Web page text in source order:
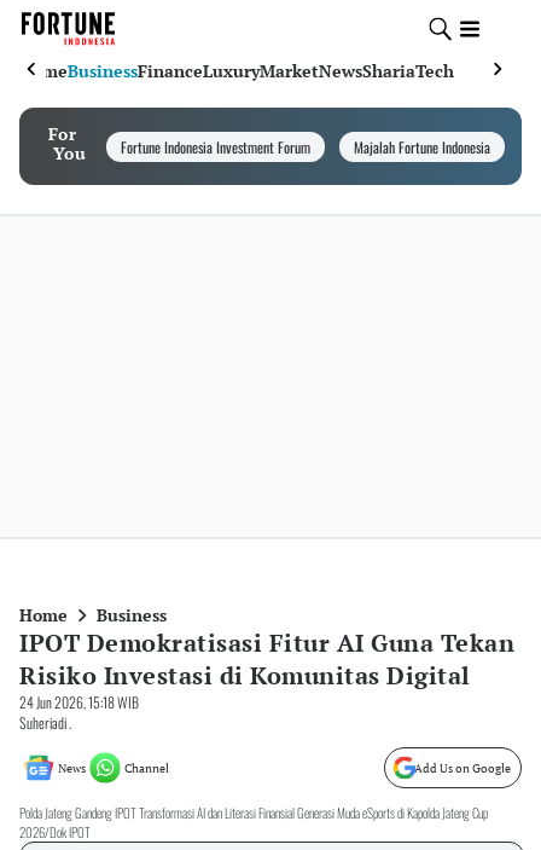
HomeBusinessFinanceLuxuryMarketNewsShariaTech
For
You
Fortune Indonesia Investment Forum Majalah Fortune Indonesia
Home Business
IPOT Demokratisasi Fitur AI Guna Tekan
Risiko Investasi di Komunitas Digital
24 Jun 2026, 15:18 WIB
Suheriadi .
News Channel Add Us on Google
Polda Jateng Gandeng IPOT Transformasi AI dan Literasi Finansial Generasi Muda eSports di Kapolda Jateng Cup
2026/Dok IPOT